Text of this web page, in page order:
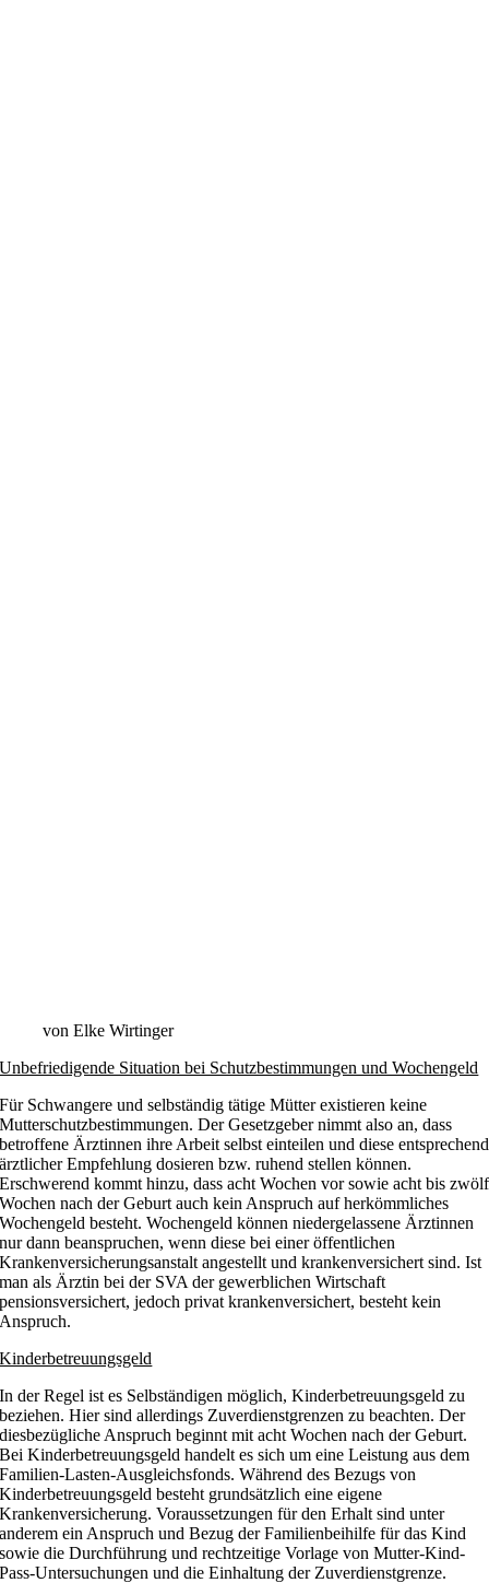
von Elke Wirtinger
Unbefriedigende Situation bei Schutzbestimmungen und Wochengeld
Für Schwangere und selbständig tätige Mütter existierenkeine
Mutterschutzbestimmungen. Der Gesetzgeber nimmt also an, dass
betroffene Ärztinnen ihre Arbeit selbst einteilen und diese entsprechend
ärztlicher Empfehlung dosieren bzw. ruhend stellen können.
Erschwerend kommt hinzu, dass acht Wochen vor sowie acht bis zwölf
Wochen nach der Geburt auch kein Anspruch auf herkömmliches
Wochengeld besteht. Wochengeld können niedergelassene Ärztinnen
nur dann beanspruchen, wenn diese bei einer öffentlichen
Krankenversicherungsanstalt angestellt und krankenversichert sind. Ist
man als Ärztin bei der SVA der gewerblichen Wirtschaft
pensionsversichert, jedoch privat krankenversichert, besteht kein
Anspruch.
Kinderbetreuungsgeld
In der Regel ist es Selbständigen möglich, Kinderbetreuungsgeld zu
beziehen. Hier sind allerdings Zuverdienstgrenzen zu beachten. Der
diesbezügliche Anspruch beginnt mit acht Wochen nach der Geburt.
Bei Kinderbetreuungsgeld handelt es sich um eine Leistung aus dem
Familien-Lasten-Ausgleichsfonds. Während des Bezugs von
Kinderbetreuungsgeld besteht grundsätzlich eine eigene
Krankenversicherung. Voraussetzungen für den Erhalt sind unter
anderem ein Anspruch und Bezug der Familienbeihilfe für das Kind
sowie die Durchführung und rechtzeitige Vorlage von Mutter-Kind-
Pass-Untersuchungen und die Einhaltung der Zuverdienstgrenze.